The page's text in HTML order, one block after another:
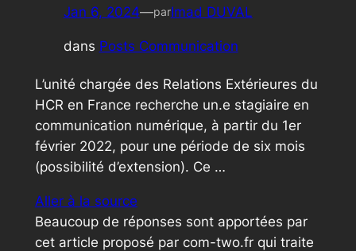
Jan 6, 2024—parImad DUVAL
dans Posts Communication
L’unité chargée des Relations Extérieures du
HCR en France recherche un.e stagiaire en
communication numérique, à partir du 1er
février 2022, pour une période de six mois
(possibilité d’extension). Ce …
Aller à la source
Beaucoup de réponses sont apportées par
cet article proposé par com-two.fr qui traite